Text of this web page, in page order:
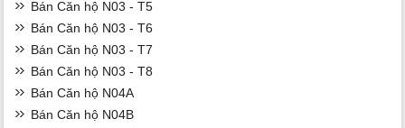
Bán Căn hộ N03 - T5
Bán Căn hộ N03 - T6
Bán Căn hộ N03 - T7
Bán Căn hộ N03 - T8
Bán Căn hộ N04A
Bán Căn hộ N04B